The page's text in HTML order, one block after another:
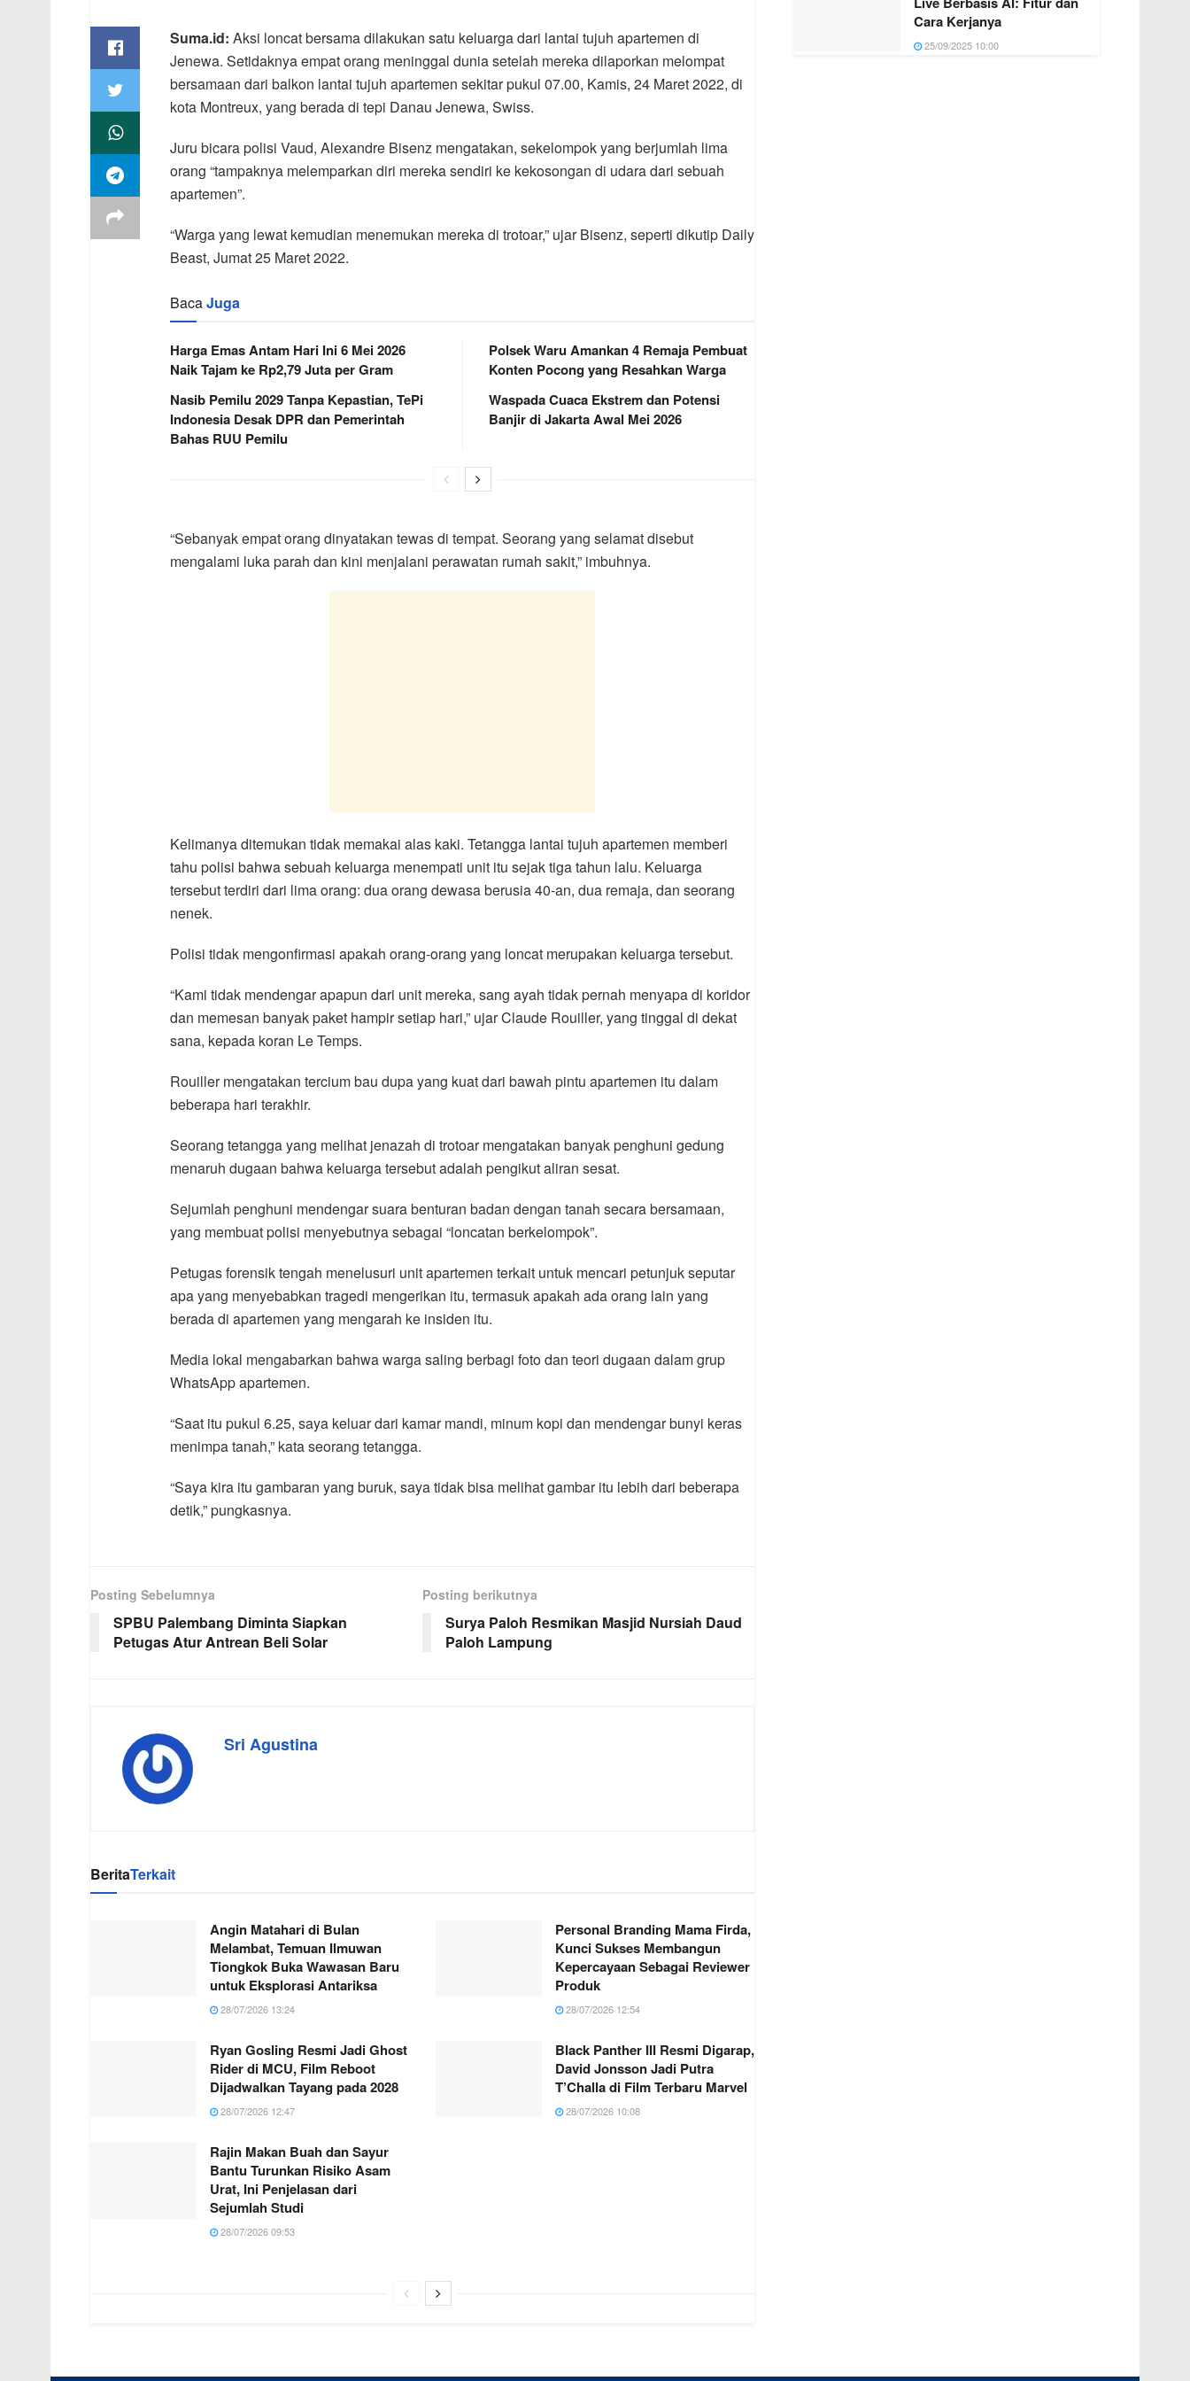
Suma.id: Aksi loncat bersama dilakukan satu keluarga dari lantai tujuh apartemen di
Jenewa. Setidaknya empat orang meninggal dunia setelah mereka dilaporkan melompat
bersamaan dari balkon lantai tujuh apartemen sekitar pukul 07.00, Kamis, 24 Maret 2022, di
kota Montreux, yang berada di tepi Danau Jenewa, Swiss.
Juru bicara polisi Vaud, Alexandre Bisenz mengatakan, sekelompok yang berjumlah lima
orang “tampaknya melemparkan diri mereka sendiri ke kekosongan di udara dari sebuah
apartemen”.
“Warga yang lewat kemudian menemukan mereka di trotoar,” ujar Bisenz, seperti dikutip Daily
Beast, Jumat 25 Maret 2022.
BacaJuga
Harga Emas Antam Hari Ini 6 Mei 2026
Naik Tajam ke Rp2,79 Juta per Gram
Nasib Pemilu 2029 Tanpa Kepastian, TePi
Indonesia Desak DPR dan Pemerintah
Bahas RUU Pemilu
Polsek Waru Amankan 4 Remaja Pembuat
Konten Pocong yang Resahkan Warga
Waspada Cuaca Ekstrem dan Potensi
Banjir di Jakarta Awal Mei 2026
“Sebanyak empat orang dinyatakan tewas di tempat. Seorang yang selamat disebut
mengalami luka parah dan kini menjalani perawatan rumah sakit,” imbuhnya.
Kelimanya ditemukan tidak memakai alas kaki. Tetangga lantai tujuh apartemen memberi
tahu polisi bahwa sebuah keluarga menempati unit itu sejak tiga tahun lalu. Keluarga
tersebut terdiri dari lima orang: dua orang dewasa berusia 40-an, dua remaja, dan seorang
nenek.
Polisi tidak mengonfirmasi apakah orang-orang yang loncat merupakan keluarga tersebut.
“Kami tidak mendengar apapun dari unit mereka, sang ayah tidak pernah menyapa di koridor
dan memesan banyak paket hampir setiap hari,” ujar Claude Rouiller, yang tinggal di dekat
sana, kepada koran Le Temps.
Rouiller mengatakan tercium bau dupa yang kuat dari bawah pintu apartemen itu dalam
beberapa hari terakhir.
Seorang tetangga yang melihat jenazah di trotoar mengatakan banyak penghuni gedung
menaruh dugaan bahwa keluarga tersebut adalah pengikut aliran sesat.
Sejumlah penghuni mendengar suara benturan badan dengan tanah secara bersamaan,
yang membuat polisi menyebutnya sebagai “loncatan berkelompok”.
Petugas forensik tengah menelusuri unit apartemen terkait untuk mencari petunjuk seputar
apa yang menyebabkan tragedi mengerikan itu, termasuk apakah ada orang lain yang
berada di apartemen yang mengarah ke insiden itu.
Media lokal mengabarkan bahwa warga saling berbagi foto dan teori dugaan dalam grup
WhatsApp apartemen.
“Saat itu pukul 6.25, saya keluar dari kamar mandi, minum kopi dan mendengar bunyi keras
menimpa tanah,” kata seorang tetangga.
“Saya kira itu gambaran yang buruk, saya tidak bisa melihat gambar itu lebih dari beberapa
detik,” pungkasnya.
Posting Sebelumnya
SPBU Palembang Diminta Siapkan
Petugas Atur Antrean Beli Solar
Posting berikutnya
Surya Paloh Resmikan Masjid Nursiah Daud
Paloh Lampung
Sri Agustina
BeritaTerkait
Angin Matahari di Bulan
Melambat, Temuan Ilmuwan
Tiongkok Buka Wawasan Baru
untuk Eksplorasi Antariksa
28/07/2026 13:24
Personal Branding Mama Firda,
Kunci Sukses Membangun
Kepercayaan Sebagai Reviewer
Produk
28/07/2026 12:54
Ryan Gosling Resmi Jadi Ghost
Rider di MCU, Film Reboot
Dijadwalkan Tayang pada 2028
28/07/2026 12:47
Black Panther III Resmi Digarap,
David Jonsson Jadi Putra
T’Challa di Film Terbaru Marvel
28/07/2026 10:08
Rajin Makan Buah dan Sayur
Bantu Turunkan Risiko Asam
Urat, Ini Penjelasan dari
Sejumlah Studi
28/07/2026 09:53
Cara Kerjanya
25/09/2025 10:00